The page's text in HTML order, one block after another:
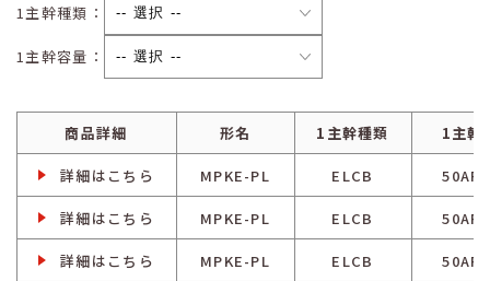
1主幹種類：
1主幹容量：
商品詳細 形名 1主幹種類 1主幹
詳細はこちら MPKE-PL ELCB 50AF/
詳細はこちら MPKE-PL ELCB 50AF/
詳細はこちら MPKE-PL ELCB 50AF/